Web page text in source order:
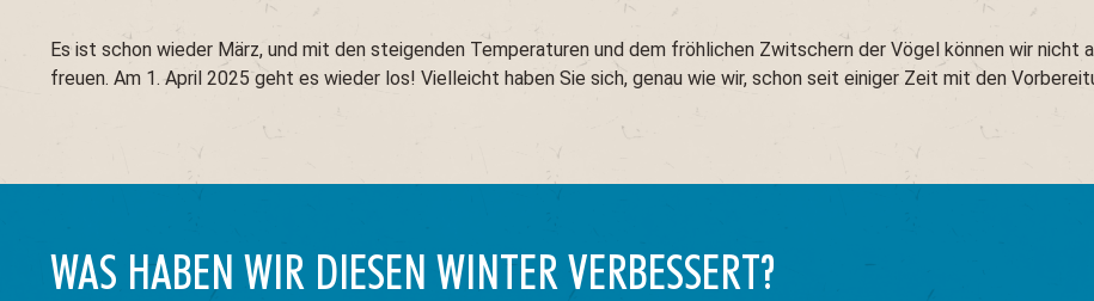
Es ist schon wieder März, und mit den steigenden Temperaturen und dem fröhlichen Zwitschern der Vögel können wir nicht
freuen. Am 1. April 2025 geht es wieder los! Vielleicht haben Sie sich, genau wie wir, schon seit einiger Zeit mit den
WAS HABEN WIR DIESEN WINTER VERBESSERT?